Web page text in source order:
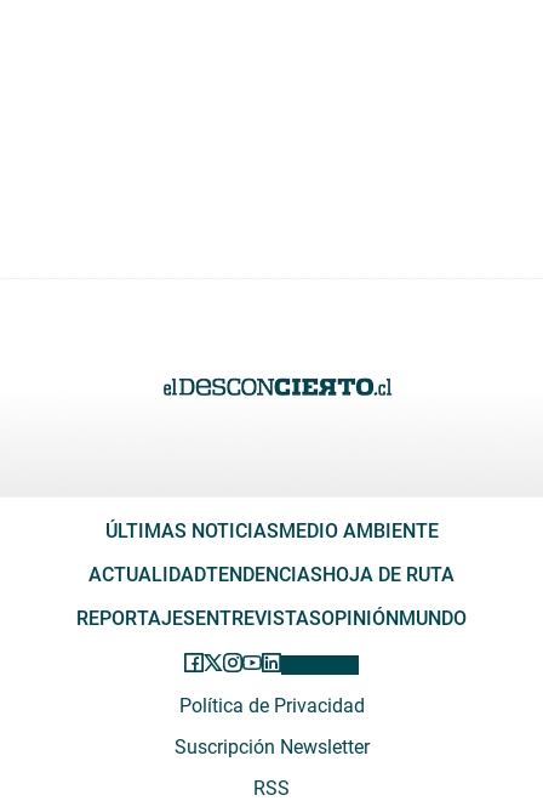
ÚLTIMAS NOTICIASMEDIO AMBIENTE
ACTUALIDADTENDENCIASHOJA DE RUTA
REPORTAJESENTREVISTASOPINIÓNMUNDO
Política de Privacidad
Suscripción Newsletter
RSS